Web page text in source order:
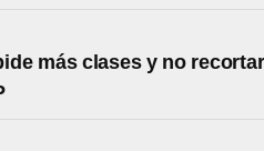
más clases y no